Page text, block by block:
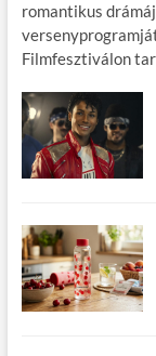
romantikus
Filmfesztiválon